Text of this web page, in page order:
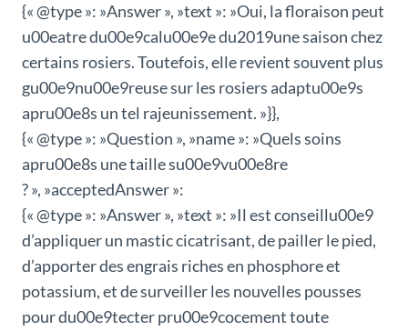
{« @type »: »Answer », »text »: »Oui, la floraison peut
u00eatre du00e9calu00e9e du2019une saison chez
certains rosiers. Toutefois, elle revient souvent plus
gu00e9nu00e9reuse sur les rosiers adaptu00e9s
apru00e8s un tel rajeunissement. »}},
{« @type »: »Question », »name »: »Quels soins
apru00e8s une taille su00e9vu00e8re
? », »acceptedAnswer »:
{« @type »: »Answer », »text »: »Il est conseillu00e9
d’appliquer un mastic cicatrisant, de pailler le pied,
d’apporter des engrais riches en phosphore et
potassium, et de surveiller les nouvelles pousses
pour du00e9tecter pru00e9cocement toute